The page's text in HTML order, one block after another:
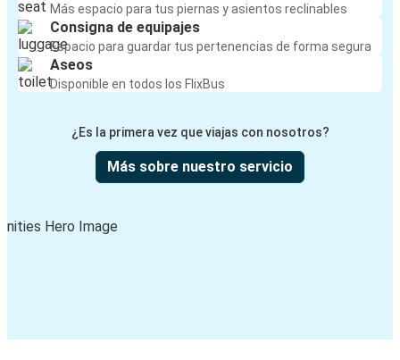
Más espacio para tus piernas y asientos reclinables
Consigna de equipajes
Espacio para guardar tus pertenencias de forma segura
Aseos
Disponible en todos los FlixBus
¿Es la primera vez que viajas con nosotros?
Más sobre nuestro servicio